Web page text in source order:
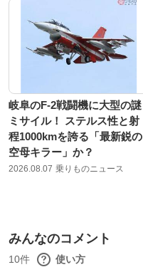
岐阜のF-2戦闘機に大型の謎
ミサイル！ ステルス性と射
程1000kmを誇る「最新鋭の
空母キラー」か？
2026.08.07 乗りものニュース
みんなのコメント
10件 使い方